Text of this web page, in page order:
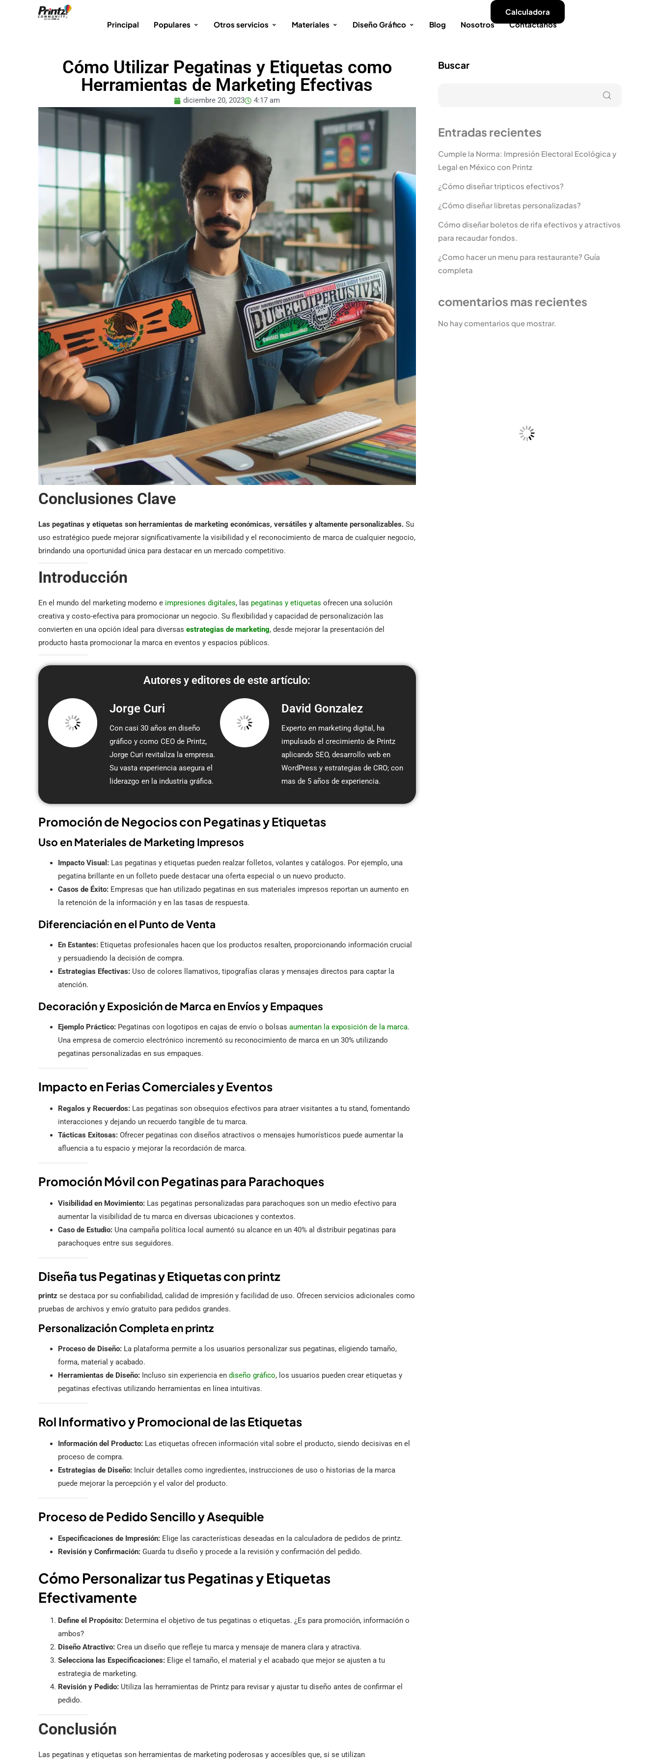
Principal Populares Otros servicios Materiales Diseño Gráfico Blog Nosotros Contactanos
Calculadora
Cómo Utilizar Pegatinas y Etiquetas como
Herramientas de Marketing Efectivas
diciembre 20, 2023 4:17 am
Conclusiones Clave
Las pegatinas y etiquetas son herramientas de marketing económicas, versátiles y altamente personalizables. Su
uso estratégico puede mejorar significativamente la visibilidad y el reconocimiento de marca de cualquier negocio,
brindando una oportunidad única para destacar en un mercado competitivo.
Introducción
En el mundo del marketing moderno e impresiones digitales, las pegatinas y etiquetas ofrecen una solución
creativa y costo-efectiva para promocionar un negocio. Su flexibilidad y capacidad de personalización las
convierten en una opción ideal para diversas estrategias de marketing, desde mejorar la presentación del
producto hasta promocionar la marca en eventos y espacios públicos.
Autores y editores de este artículo:
Jorge Curi
Con casi 30 años en diseño
gráfico y como CEO de Printz,
Jorge Curi revitaliza la empresa.
Su vasta experiencia asegura el
liderazgo en la industria gráfica.
David Gonzalez
Experto en marketing digital, ha
impulsado el crecimiento de Printz
aplicando SEO, desarrollo web en
WordPress y estrategias de CRO; con
mas de 5 años de experiencia.
Promoción de Negocios con Pegatinas y Etiquetas
Uso en Materiales de Marketing Impresos
Impacto Visual: Las pegatinas y etiquetas pueden realzar folletos, volantes y catálogos. Por ejemplo, una
pegatina brillante en un folleto puede destacar una oferta especial o un nuevo producto.
Casos de Éxito: Empresas que han utilizado pegatinas en sus materiales impresos reportan un aumento en
la retención de la información y en las tasas de respuesta.
Diferenciación en el Punto de Venta
En Estantes: Etiquetas profesionales hacen que los productos resalten, proporcionando información crucial
y persuadiendo la decisión de compra.
Estrategias Efectivas: Uso de colores llamativos, tipografías claras y mensajes directos para captar la
atención.
Decoración y Exposición de Marca en Envíos y Empaques
Ejemplo Práctico: Pegatinas con logotipos en cajas de envío o bolsas aumentan la exposición de la marca.
Una empresa de comercio electrónico incrementó su reconocimiento de marca en un 30% utilizando
pegatinas personalizadas en sus empaques.
Impacto en Ferias Comerciales y Eventos
Regalos y Recuerdos: Las pegatinas son obsequios efectivos para atraer visitantes a tu stand, fomentando
interacciones y dejando un recuerdo tangible de tu marca.
Tácticas Exitosas: Ofrecer pegatinas con diseños atractivos o mensajes humorísticos puede aumentar la
afluencia a tu espacio y mejorar la recordación de marca.
Promoción Móvil con Pegatinas para Parachoques
Visibilidad en Movimiento: Las pegatinas personalizadas para parachoques son un medio efectivo para
aumentar la visibilidad de tu marca en diversas ubicaciones y contextos.
Caso de Estudio: Una campaña política local aumentó su alcance en un 40% al distribuir pegatinas para
parachoques entre sus seguidores.
Diseña tus Pegatinas y Etiquetas con printz
printz se destaca por su confiabilidad, calidad de impresión y facilidad de uso. Ofrecen servicios adicionales como
pruebas de archivos y envío gratuito para pedidos grandes.
Personalización Completa en printz
Proceso de Diseño: La plataforma permite a los usuarios personalizar sus pegatinas, eligiendo tamaño,
forma, material y acabado.
Herramientas de Diseño: Incluso sin experiencia en diseño gráfico, los usuarios pueden crear etiquetas y
pegatinas efectivas utilizando herramientas en línea intuitivas.
Rol Informativo y Promocional de las Etiquetas
Información del Producto: Las etiquetas ofrecen información vital sobre el producto, siendo decisivas en el
proceso de compra.
Estrategias de Diseño: Incluir detalles como ingredientes, instrucciones de uso o historias de la marca
puede mejorar la percepción y el valor del producto.
Proceso de Pedido Sencillo y Asequible
Especificaciones de Impresión: Elige las características deseadas en la calculadora de pedidos de printz.
Revisión y Confirmación: Guarda tu diseño y procede a la revisión y confirmación del pedido.
Cómo Personalizar tus Pegatinas y Etiquetas
Efectivamente
Define el Propósito: Determina el objetivo de tus pegatinas o etiquetas. ¿Es para promoción, información o
ambos?
Diseño Atractivo: Crea un diseño que refleje tu marca y mensaje de manera clara y atractiva.
Selecciona las Especificaciones: Elige el tamaño, el material y el acabado que mejor se ajusten a tu
estrategia de marketing.
Revisión y Pedido: Utiliza las herramientas de Printz para revisar y ajustar tu diseño antes de confirmar el
pedido.
Conclusión
Las pegatinas y etiquetas son herramientas de marketing poderosas y accesibles que, si se utilizan
Buscar
Entradas recientes
Cumple la Norma: Impresión Electoral Ecológica y
Legal en México con Printz
¿Cómo diseñar tripticos efectivos?
¿Cómo diseñar libretas personalizadas?
Cómo diseñar boletos de rifa efectivos y atractivos
para recaudar fondos.
¿Como hacer un menu para restaurante? Guía
completa
comentarios mas recientes
No hay comentarios que mostrar.